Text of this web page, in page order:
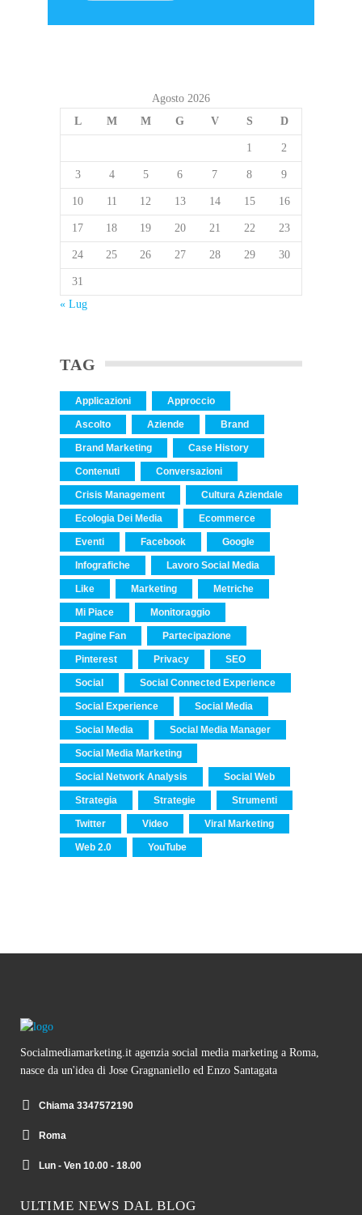
Agosto 2026
L
M M G V S D
1 2
3 4 5 6 7 8 9
10 11 12 13 14 15 16
17 18 19 20 21 22 23
24 25 26 27 28 29 30
31
« Lug
TAG
Applicazioni Approccio
Ascolto Aziende Brand
Brand Marketing Case History
Contenuti Conversazioni
Crisis Management Cultura Aziendale
Ecologia Dei Media Ecommerce
Eventi Facebook Google
Infografiche Lavoro Social Media
Like Marketing Metriche
Mi Piace Monitoraggio
Pagine Fan Partecipazione
Pinterest Privacy SEO
Social Social Connected Experience
Social Experience Social Media
Social Media Social Media Manager
Social Media Marketing
Social Network Analysis Social Web
Strategia Strategie Strumenti
Twitter Video Viral Marketing
Web 2.0 YouTube
Socialmediamarketing.it agenzia social media marketing a Roma,
nasce da un'idea di Jose Gragnaniello ed Enzo Santagata
Chiama 3347572190
Roma
Lun - Ven 10.00 - 18.00
ULTIME NEWS DAL BLOG